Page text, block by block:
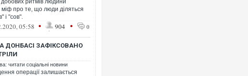
ритмів людини
про те, що люди діляться
і "сов".
05:58 • 904 • 0
ДОНБАСІ ЗАФІКСОВАНО
читати соціальні новини
операції залишається